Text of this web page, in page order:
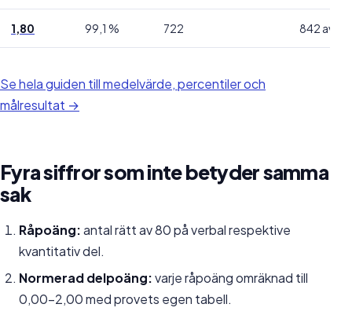
1,80 99,1 % 722 842 av
Se hela guiden till medelvärde, percentiler och
målresultat →
Fyra siffror som inte betyder samma
sak
Råpoäng:antal rätt av 80 på verbal respektive
kvantitativ del.
Normerad delpoäng:varje råpoäng omräknad till
0,00-2,00 med provets egen tabell.